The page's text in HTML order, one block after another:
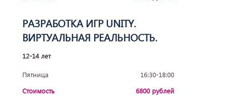
РАЗРАБОТКА ИГР UNITY.
ВИРТУАЛЬНАЯ РЕАЛЬНОСТЬ.
12-14 лет
Пятница
16:30-18:00
Стоимость
6800 рублей